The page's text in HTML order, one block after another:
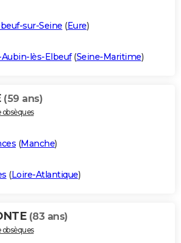
sur-Seine (Eure)
lès-Elbeuf(Seine-Maritime)
(59 ans)
(Manche)
(Loire-Atlantique)
(83 ans)